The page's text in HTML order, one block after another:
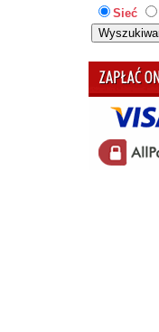
Sieć